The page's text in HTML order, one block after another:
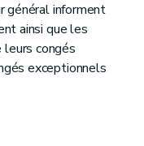
général informent
ainsi que les
congés
exceptionnels